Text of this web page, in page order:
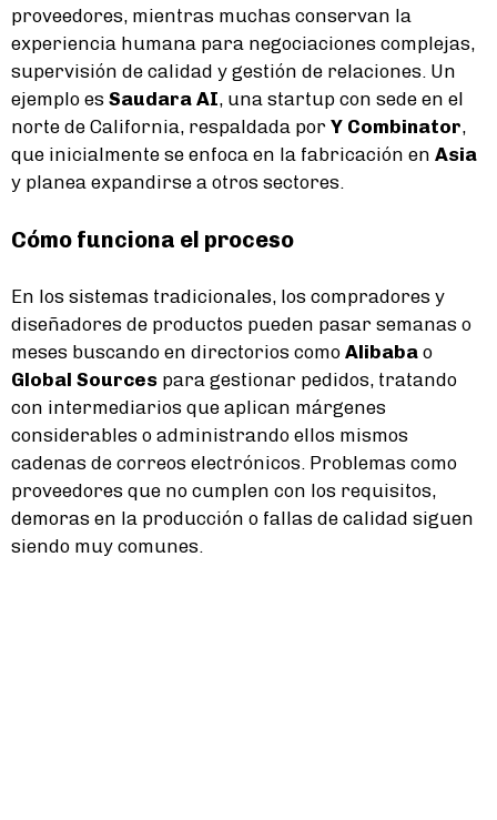
proveedores, mientras muchas conservan la
experiencia humana para negociaciones complejas,
supervisión de calidad y gestión de relaciones. Un
ejemplo es Saudara AI, una startup con sede en el
norte de California, respaldada por Y Combinator,
que inicialmente se enfoca en la fabricación en Asia
y planea expandirse a otros sectores.
Cómo funciona el proceso
En los sistemas tradicionales, los compradores y
diseñadores de productos pueden pasar semanas o
meses buscando en directorios como Alibaba o
Global Sources para gestionar pedidos, tratando
con intermediarios que aplican márgenes
considerables o administrando ellos mismos
cadenas de correos electrónicos. Problemas como
proveedores que no cumplen con los requisitos,
demoras en la producción o fallas de calidad siguen
siendo muy comunes.